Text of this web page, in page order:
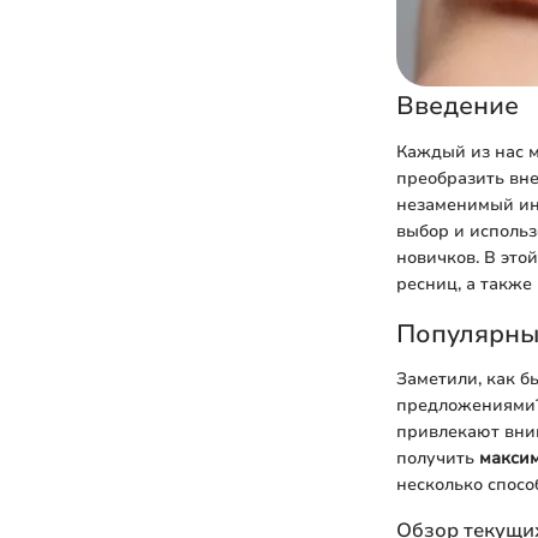
Введение
Каждый из нас
преобразить
незаменимый
выбор и
новичков. В
ресниц, а
Заметили, как
привлекают
получить
несколько
Обзор